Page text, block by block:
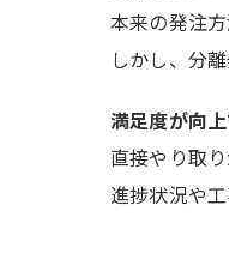
本来の発注
しかし、分
満足度が向
直接やり取
進捗状況や